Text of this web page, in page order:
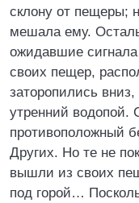
склону от пещеры;
мешала ему.
ожидавшие
своих пещер,
заторопились
утренний водопой.
противоположный
Других. Но те не
вышли из своих
под горой…